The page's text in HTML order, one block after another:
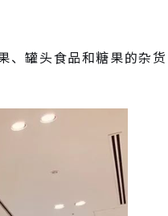
、罐头食品和糖果的杂货